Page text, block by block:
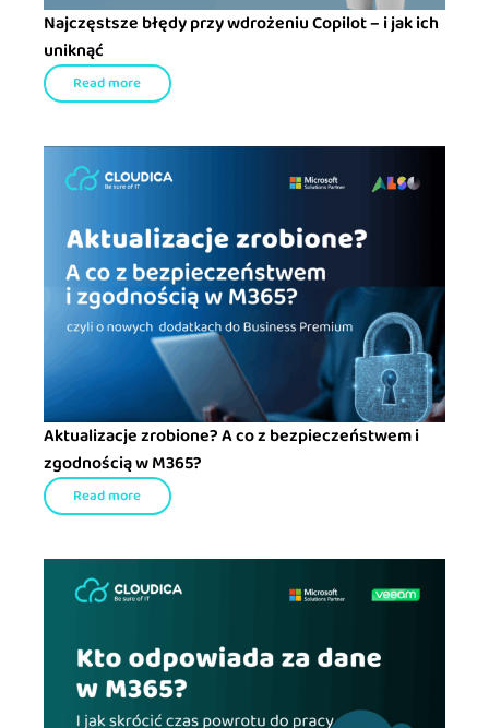
Najczęstsze błędy przy wdrożeniu Copilot – i jak ich
uniknąć
Read more
Aktualizacje zrobione? A co z bezpieczeństwem i
zgodnością w M365?
Read more